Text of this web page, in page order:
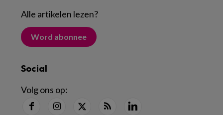
Alle artikelen lezen?
Word abonnee
Social
Volg ons op: